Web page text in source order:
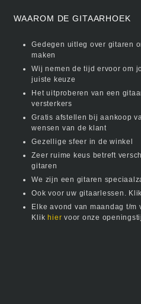
WAAROM DE GITAARHOEK
Gedegen uitleg over gitaren
maken
Wij nemen de tijd ervoor om
juiste keuze
Het uitproberen van een
versterkers
Gratis afstellen bij aankoop
wensen van de klant
Gezellige sfeer in de winkel
Zeer ruime keus betreft
gitaren
We zijn een gitaren
Ook voor uw gitaarlessen. Klik
Elke avond van maandag t/m
Klik hier voor onze